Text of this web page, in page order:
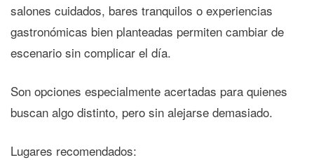
salones cuidados, bares tranquilos o experiencias
gastronómicas bien planteadas permiten cambiar de
escenario sin complicar el día.
Son opciones especialmente acertadas para quienes
buscan algo distinto, pero sin alejarse demasiado.
Lugares recomendados: